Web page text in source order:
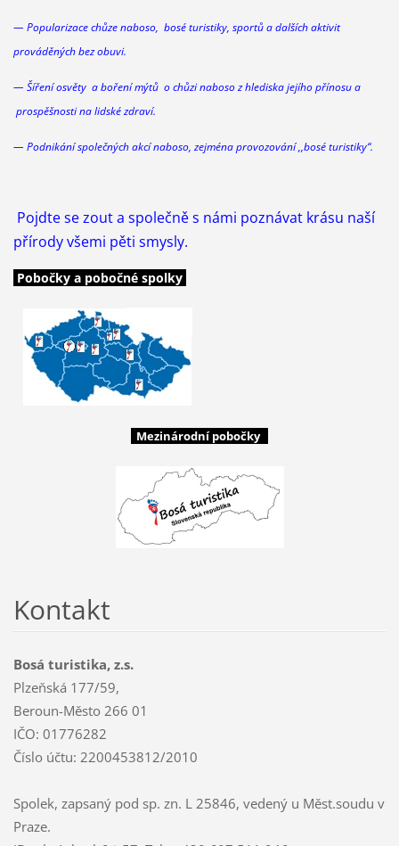
— Popularizace chůze naboso, bosé turistiky, sportů a dalších aktivit
prováděných bez obuvi.
— Šíření osvěty a boření mýtů o chůzinabosoz hlediska jejího přínosu a
prospěšnosti na lidské zdraví.
— Podnikání společných akcínaboso, zejména provozování ,,bosé turistiky“.
Pojdte se zout a společně s námi poznávat krásu naší
přírody všemi pěti smysly.
Pobočky a pobočné spolky
Mezinárodní pobočky
Kontakt
Bosá turistika, z.s.
Plzeňská 177/59,
Beroun-Město 266 01
IČO: 01776282
Číslo účtu: 2200453812/2010
Spolek, zapsaný pod sp. zn. L 25846, vedený u Měst.soudu v
Praze.